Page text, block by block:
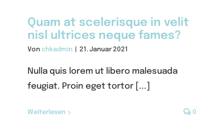
Quam at scelerisque in velit
nisl ultrices neque fames?
Von chkadmin 21. Januar 2021
Nulla quis lorem ut libero malesuada
feugiat. Proin eget tortor [...]
Weiterlesen 0